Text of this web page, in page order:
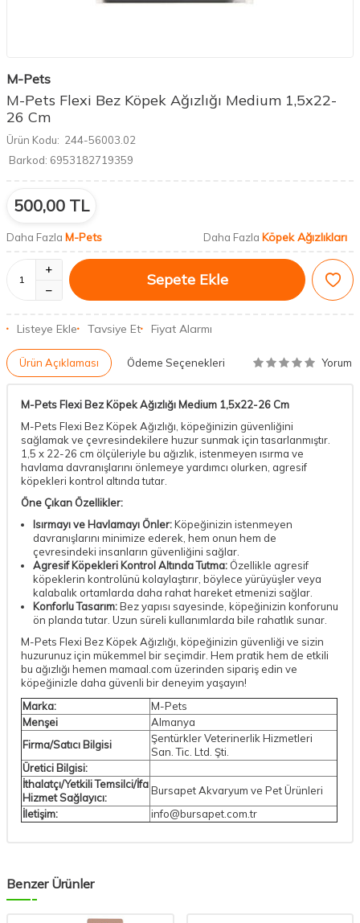
M-Pets
M-Pets Flexi Bez Köpek Ağızlığı Medium 1,5x22-
26 Cm
Ürün Kodu: 244-56003.02
Barkod: 6953182719359
500,00 TL
Daha Fazla M-Pets Daha Fazla Köpek Ağızlıkları
Sepete Ekle
Listeye Ekle Tavsiye Et Fiyat Alarmı
Ürün Açıklaması Ödeme Seçenekleri Yorum
M-Pets Flexi Bez Köpek Ağızlığı Medium 1,5x22-26 Cm
M-Pets Flexi Bez Köpek Ağızlığı, köpeğinizin güvenliğini
sağlamak ve çevresindekilere huzur sunmak için tasarlanmıştır.
1,5 x 22-26 cm ölçüleriyle bu ağızlık, istenmeyen ısırma ve
havlama davranışlarını önlemeye yardımcı olurken, agresif
köpekleri kontrol altında tutar.
Öne Çıkan Özellikler:
Isırmayı ve Havlamayı Önler:Köpeğinizin istenmeyen
davranışlarını minimize ederek, hem onun hem de
çevresindeki insanların güvenliğini sağlar.
Agresif Köpekleri Kontrol Altında Tutma: Özellikle agresif
köpeklerin kontrolünü kolaylaştırır, böylece yürüyüşler veya
kalabalık ortamlarda daha rahat hareket etmenizi sağlar.
Konforlu Tasarım:Bez yapısı sayesinde, köpeğinizin konforunu
ön planda tutar. Uzun süreli kullanımlarda bile rahatlık sunar.
M-Pets Flexi Bez Köpek Ağızlığı, köpeğinizin güvenliği ve sizin
huzurunuz için mükemmel bir seçimdir. Hem pratik hem de etkili
bu ağızlığı hemen mamaal.com üzerinden sipariş edin ve
köpeğinizle daha güvenli bir deneyim yaşayın!
Marka:
M-Pets
Menşei
Almanya
Firma/Satıcı Bilgisi
Şentürkler Veterinerlik Hizmetleri
San. Tic. Ltd. Şti.
Üretici Bilgisi:
İthalatçı/Yetkili Temsilci/İfa
Hizmet Sağlayıcı:
Bursapet Akvaryum ve Pet Ürünleri
İletişim:
info@bursapet.com.tr
Benzer Ürünler